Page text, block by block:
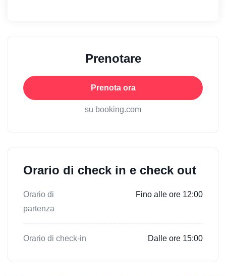
Prenotare
Prenota ora
su booking.com
Orario di check in e check out
Orario di
partenza
Fino alle ore 12:00
Orario di check-in Dalle ore 15:00